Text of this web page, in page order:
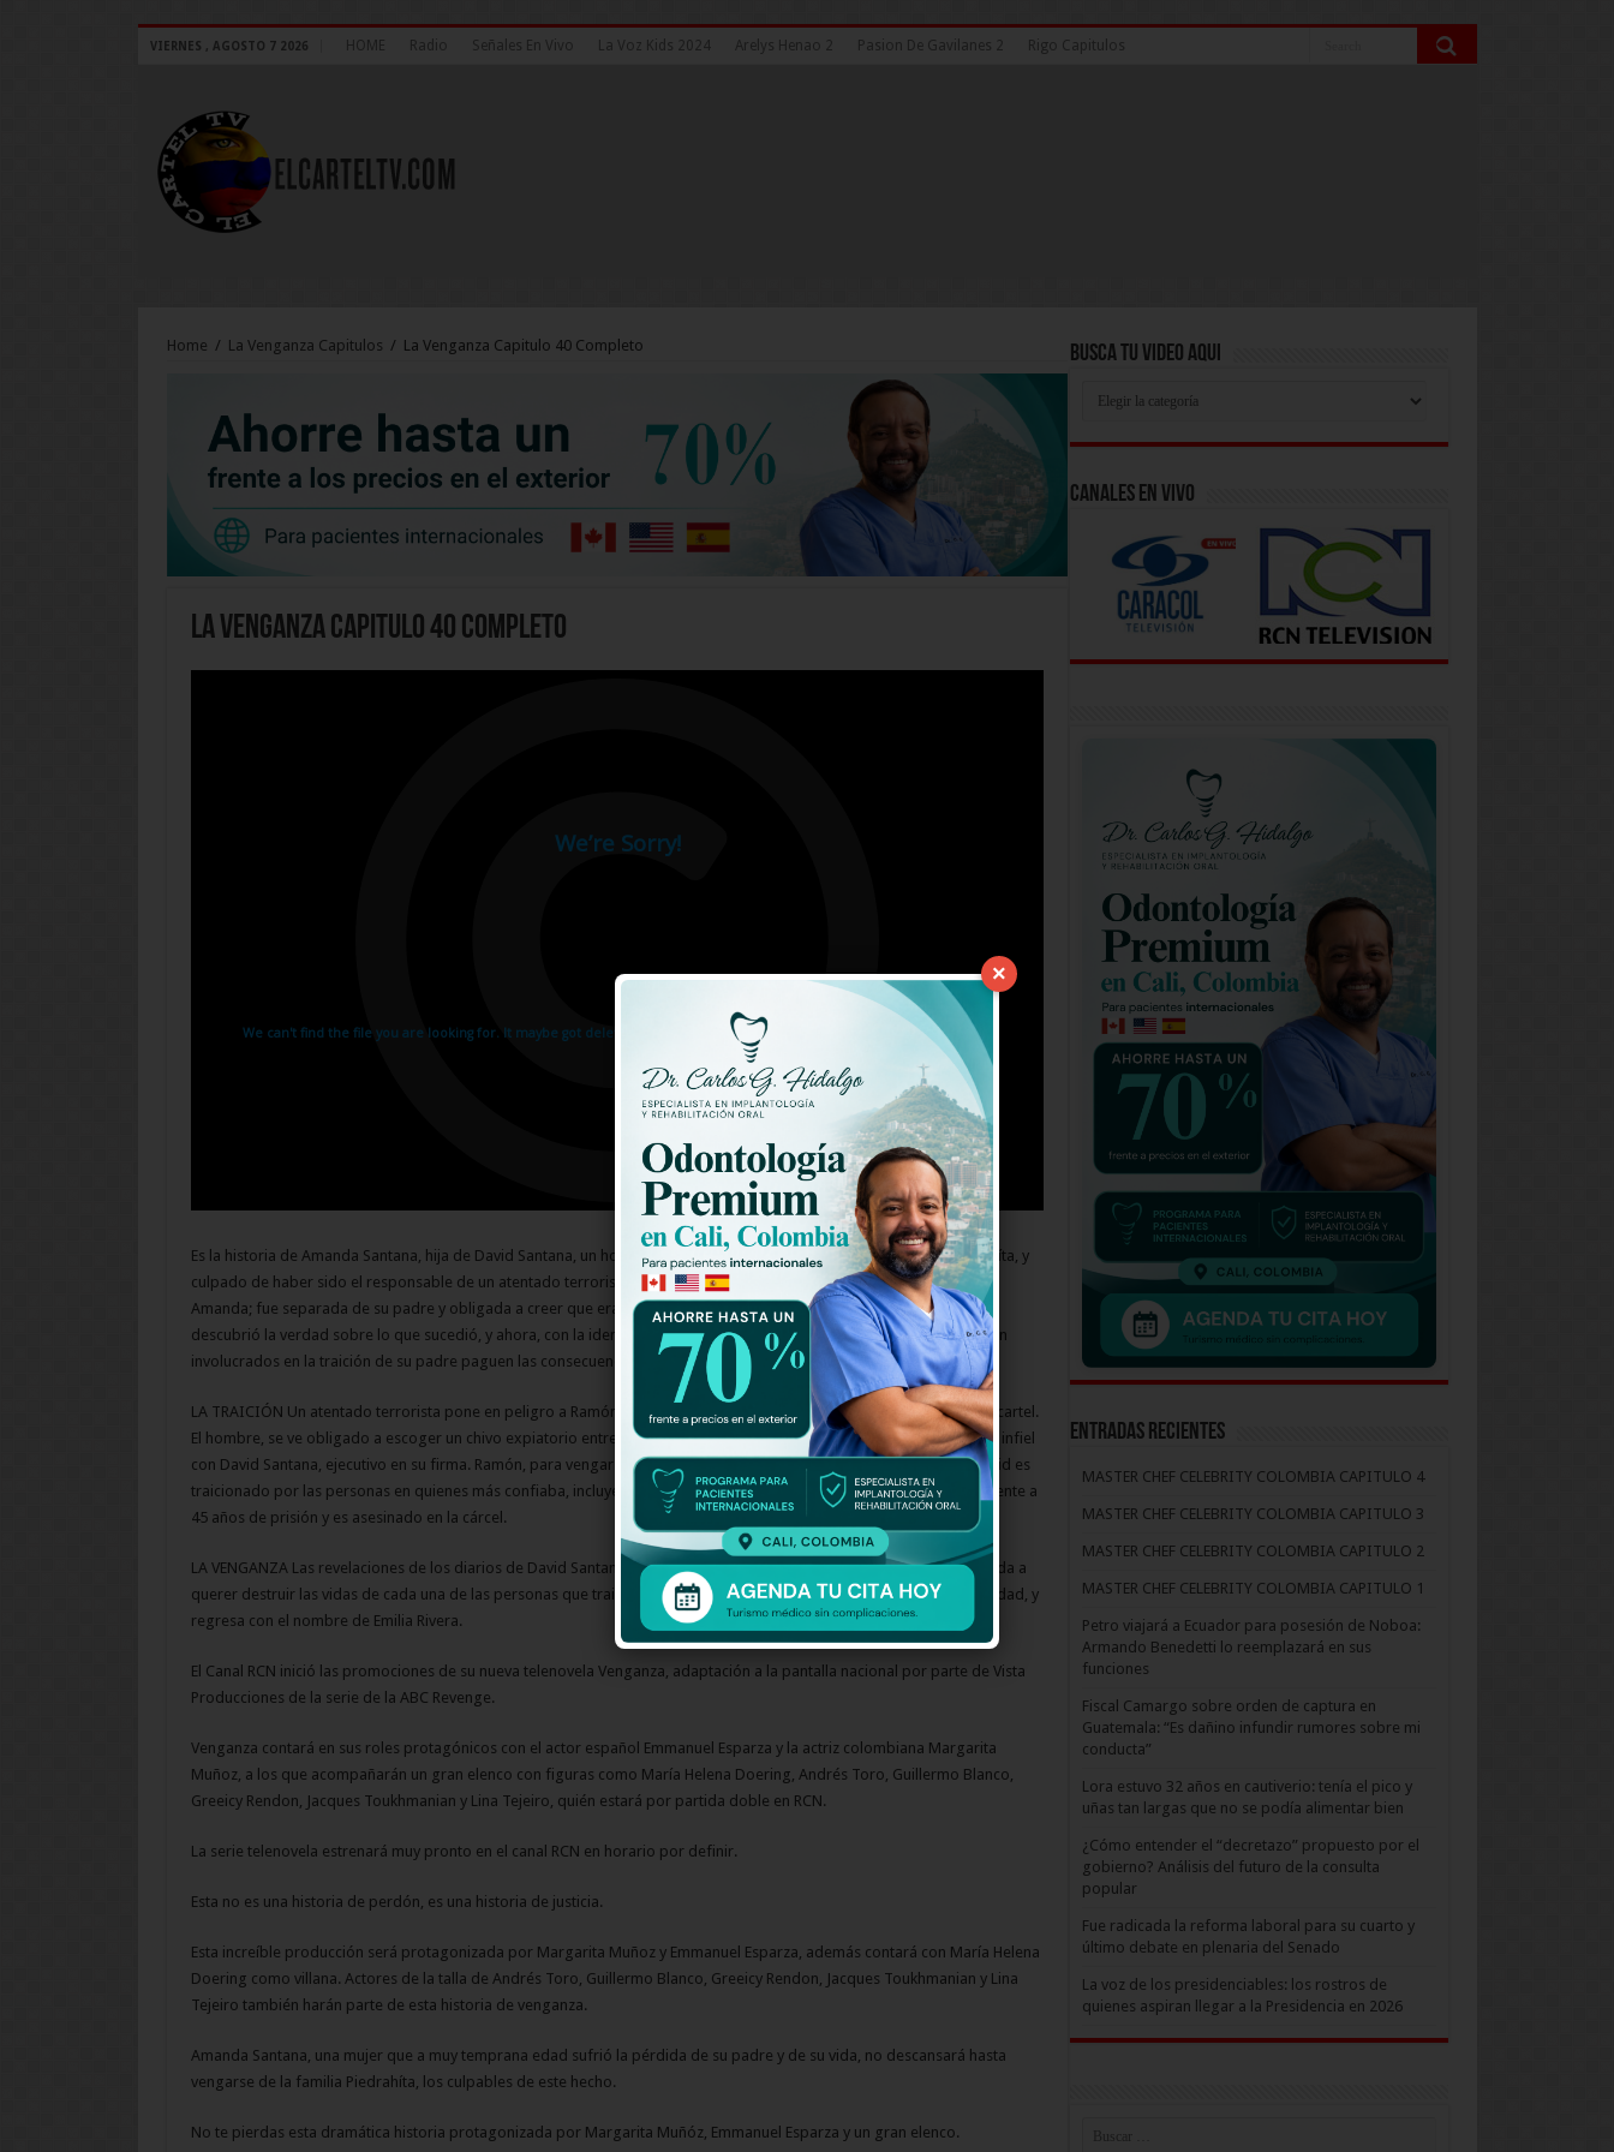
VIERNES , AGOSTO 7 2026 HOME Radio Señales En Vivo La Voz Kids 2024 Arelys Henao 2 Pasion De Gavilanes 2 Rigo Capitulos
Home / La Venganza Capitulos / La Venganza Capitulo 40 Completo
La Venganza Capitulo 40 Completo
Es la historia de Amanda Santana, hija de David Santana, un hombre que fue traicionado por Ramón y Victoria Piedrahíta, y
culpado de haber sido el responsable de un atentado terrorista a un avión comercial. Este hecho destruyó la vida de
Amanda; fue separada de su padre y obligada a creer que era hija de un asesino. Cuando Amanda cumplió 18 años,
descubrió la verdad sobre lo que sucedió, y ahora, con la identidad de Emilia Rivera, hará que todos los que estuvieron
involucrados en la traición de su padre paguen las consecuencias de sus actos.
LA TRAICIÓN Un atentado terrorista pone en peligro a Ramón Piedrahíta y su firma, encargada de lavar el dinero del cartel.
El hombre, se ve obligado a escoger un chivo expiatorio entre sus empleados y descubre que su esposa Victoria le es infiel
con David Santana, ejecutivo en su firma. Ramón, para vengarse compra el silencio de muchos de sus allegados y David es
traicionado por las personas en quienes más confiaba, incluyendo a su amada Victoria. David es condenado injustamente a
45 años de prisión y es asesinado en la cárcel.
LA VENGANZA Las revelaciones de los diarios de David Santana son el detonante del odio y la ira que mueven a Amanda a
querer destruir las vidas de cada una de las personas que traicionaron a su padre. Para ello construye su nueva identidad, y
regresa con el nombre de Emilia Rivera.
El Canal RCN inició las promociones de su nueva telenovela Venganza, adaptación a la pantalla nacional por parte de Vista
Producciones de la serie de la ABC Revenge.
Venganza contará en sus roles protagónicos con el actor español Emmanuel Esparza y la actriz colombiana Margarita
Muñoz, a los que acompañarán un gran elenco con figuras como María Helena Doering, Andrés Toro, Guillermo Blanco,
Greeicy Rendon, Jacques Toukhmanian y Lina Tejeiro, quién estará por partida doble en RCN.
La serie telenovela estrenará muy pronto en el canal RCN en horario por definir.
Esta no es una historia de perdón, es una historia de justicia.
Esta increíble producción será protagonizada por Margarita Muñoz y Emmanuel Esparza, además contará con María Helena
Doering como villana. Actores de la talla de Andrés Toro, Guillermo Blanco, Greeicy Rendon, Jacques Toukhmanian y Lina
Tejeiro también harán parte de esta historia de venganza.
Amanda Santana, una mujer que a muy temprana edad sufrió la pérdida de su padre y de su vida, no descansará hasta
vengarse de la familia Piedrahíta, los culpables de este hecho.
No te pierdas esta dramática historia protagonizada por Margarita Muñóz, Emmanuel Esparza y un gran elenco.
Busca Tu Video Aqui
Aqui
Canales En Vivo
Entradas recientes
MASTER CHEF CELEBRITY COLOMBIA CAPITULO 4
MASTER CHEF CELEBRITY COLOMBIA CAPITULO 3
MASTER CHEF CELEBRITY COLOMBIA CAPITULO 2
MASTER CHEF CELEBRITY COLOMBIA CAPITULO 1
Petro viajará a Ecuador para posesión de Noboa:
Armando Benedetti lo reemplazará en sus
funciones
Fiscal Camargo sobre orden de captura en
Guatemala: “Es dañino infundir rumores sobre mi
conducta”
Lora estuvo 32 años en cautiverio: tenía el pico y
uñas tan largas que no se podía alimentar bien
¿Cómo entender el “decretazo” propuesto por el
gobierno? Análisis del futuro de la consulta
popular
Fue radicada la reforma laboral para su cuarto y
último debate en plenaria del Senado
La voz de los presidenciables: los rostros de
quienes aspiran llegar a la Presidencia en 2026
×